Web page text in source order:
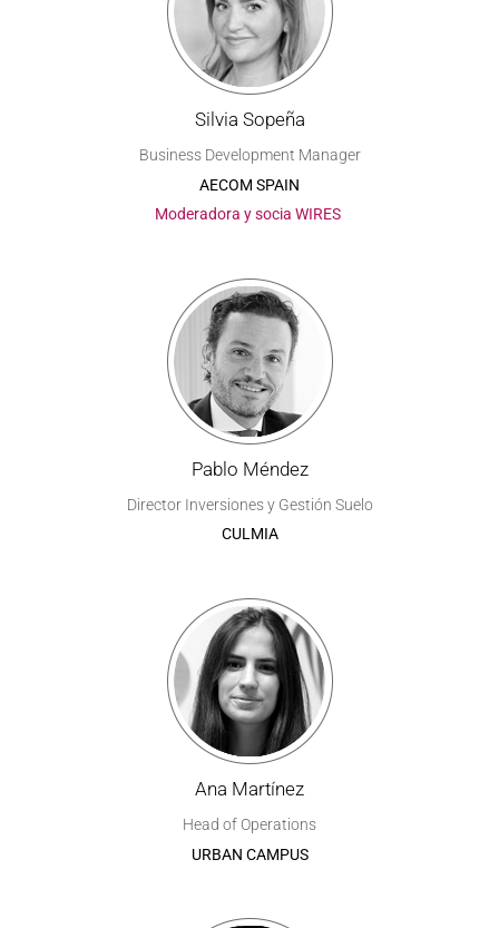
Silvia Sopeña
Business Development Manager
AECOM SPAIN
Moderadora y socia WIRES
Pablo Méndez
Director Inversiones y Gestión Suelo
CULMIA
Ana Martínez
Head of Operations
URBAN CAMPUS